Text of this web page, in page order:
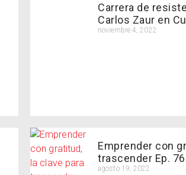
Carrera de
Carlos Zaur en
noviembre 4, 2022
Emprender con
trascender Ep. 76
agosto 19, 2022